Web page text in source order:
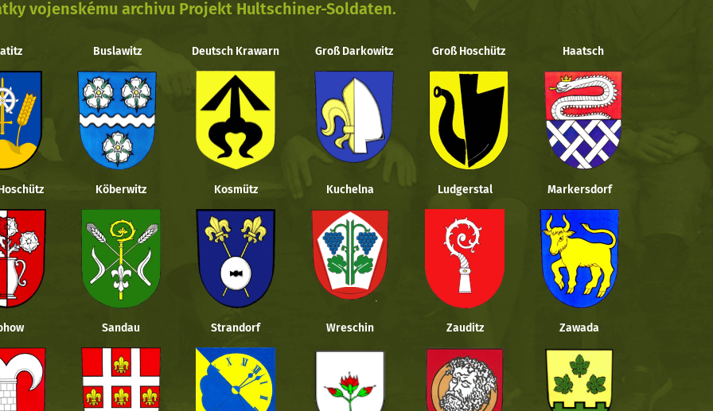
vojenskému archivu Projekt Hultschiner-Soldaten.
Buslawitz Deutsch Krawarn Groß Darkowitz Groß Hoschütz Haatsch
Köberwitz Kosmütz Kuchelna Ludgerstal Markersdorf
Sandau Strandorf Wreschin Zauditz Zawada